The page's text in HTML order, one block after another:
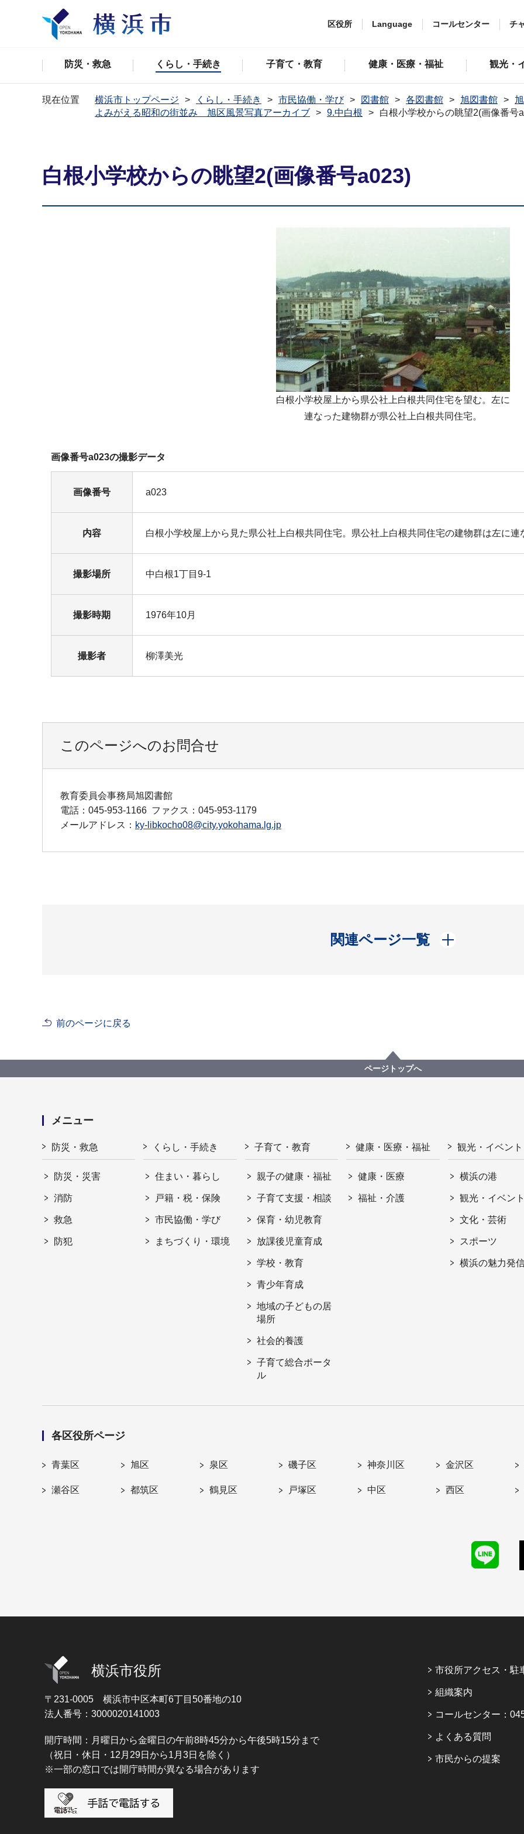
区役所 Language コールセンター チ
防災・救急 くらし・手続き 子育て・教育 健康・医療・福祉 観光・
現在位置 横浜市トップページ くらし・手続き 市民協働・学び 図書館 各図書館 旭図書館
よみがえる昭和の街並み 旭区風景写真アーカイブ
9.中白根 白根小学校からの眺望2(画像番号
白根小学校からの眺望2(画像番号a023)
白根小学校屋上から県公社上白根共同住宅を望む。左に
連なった建物群が県公社上白根共同住宅。
画像番号a023の撮影データ
画像番号 a023
内容 白根小学校屋上から見た県公社上白根共同住宅。県公社上白根共同住宅の建物群は左に連
撮影場所 中白根1丁目9-1
撮影時期 1976年10月
撮影者 柳澤美光
このページへのお問合せ
教育委員会事務局旭図書館
電話：045-953-1166 ファクス：045-953-1179
メールアドレス： ky-libkocho08@city.yokohama.lg.jp
関連ページ一覧
開く
前のページに戻る
ページトップへ
メニュー
防災・救急
防災・災害
消防
救急
防犯
くらし・手続き
住まい・暮らし
戸籍・税・保険
市民協働・学び
まちづくり・環境
子育て・教育
親子の健康・福祉
子育て支援・相談
保育・幼児教育
放課後児童育成
学校・教育
青少年育成
地域の子どもの居
場所
社会的養護
子育て総合ポータ
ル
健康・医療・福祉
健康・医療
福祉・介護
観光・イベント
横浜の港
観光・イベント
文化・芸術
スポーツ
横浜の魅力発
各区役所ページ
青葉区 旭区 泉区 磯子区 神奈川区 金沢区
瀬谷区 都筑区 鶴見区 戸塚区 中区 西区
横浜市役所
〒231-0005 横浜市中区本町6丁目50番地の10
法人番号：3000020141003
開庁時間：月曜日から金曜日の午前8時45分から午後5時15分まで
（祝日・休日・12月29日から1月3日を除く）
※一部の窓口では開庁時間が異なる場合があります
市役所アクセス・駐
組織案内
コールセンター：
よくある質問
市民からの提案